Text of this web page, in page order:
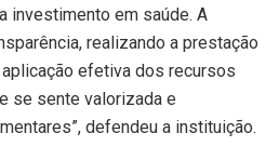
investimento em saúde. A
realizando a prestação
efetiva dos recursos
se sente valorizada e
defendeu a instituição.